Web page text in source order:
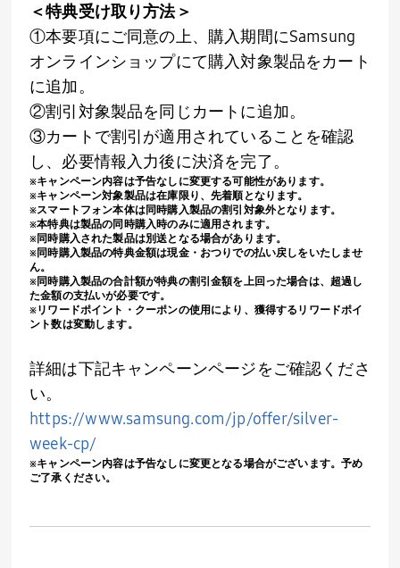
＜特典受け取り方法＞
①本要項にご同意の上、購入期間にSamsung
オンラインショップにて購入対象製品をカート
に追加。
②割引対象製品を同じカートに追加。
③カートで割引が適用されていることを確認
し、必要情報入力後に決済を完了。
※キャンペーン内容は予告なしに変更する可能性があります。
※キャンペーン対象製品は在庫限り、先着順となります。
※スマートフォン本体は同時購入製品の割引対象外となります。
※本特典は製品の同時購入時のみに適用されます。
※同時購入された製品は別送となる場合があります。
※同時購入製品の特典金額は現金・おつりでの払い戻しをいたしませ
ん。
※同時購入製品の合計額が特典の割引金額を上回った場合は、超過し
た金額の支払いが必要です。
※リワードポイント・クーポンの使用により、獲得するリワードポイ
ント数は変動します。
詳細は下記キャンペーンページをご確認くださ
い。
https://www.samsung.com/jp/offer/silver-
week-cp/
※キャンペーン内容は予告なしに変更となる場合がございます。予め
ご了承ください。